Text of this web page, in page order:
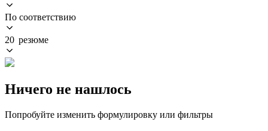
По соответствию
20 резюме
Ничего не нашлось
Попробуйте изменить формулировку или фильтры